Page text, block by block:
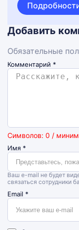
Добавить
Обязательные
Комментарий *
Символов: 0 /
Имя *
Ваш e-mail не будет
связаться сотрудники
Email *